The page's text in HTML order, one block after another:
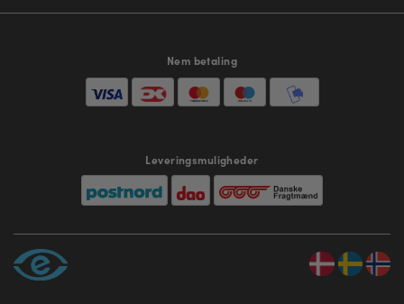
Nem betaling
Leveringsmuligheder